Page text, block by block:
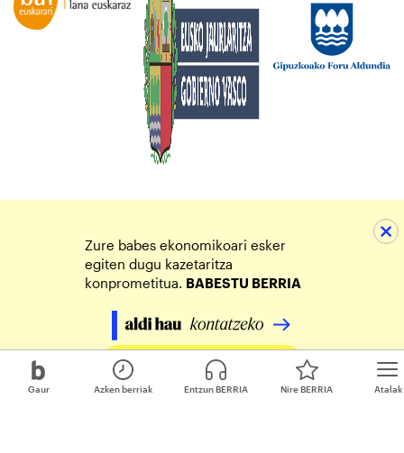
Gaur Atalak
Azken berriak Entzun BERRIA Nire BERRIA
Zure babes ekonomikoari esker
egiten dugu kazetaritza
konprometitua. BABESTU BERRIA
Egin zure ekarpena